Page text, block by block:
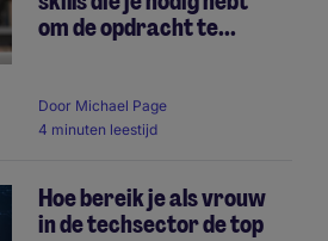
om de opdracht te...
Door Michael Page
4 minuten leestijd
Hoe bereik je als vrouw
in de techsector de top